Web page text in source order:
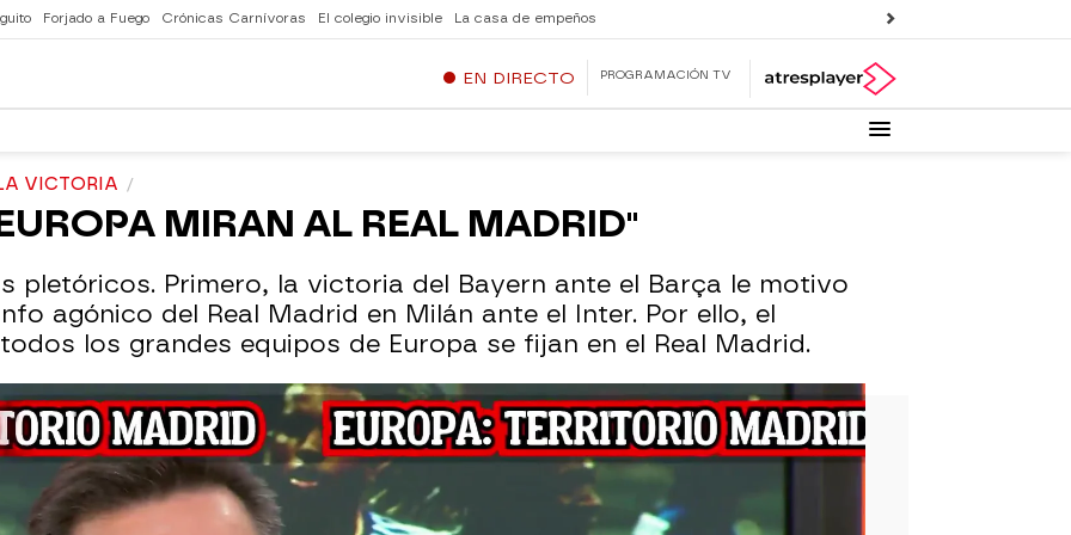
Forjado a Fuego Crónicas Carnívoras El colegio invisible La casa de empeños
EN DIRECTO PROGRAMACIÓN TV
VICTORIA
MIRAN AL REAL MADRID"
pletóricos. Primero, la victoria del Bayern ante el Barça le motivo
agónico del Real Madrid en Milán ante el Inter. Por ello, el
los grandes equipos de Europa se fijan en el Real Madrid.